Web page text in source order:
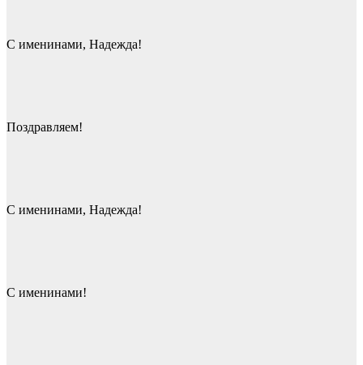
С именинами, Надежда!
Поздравляем!
С именинами, Надежда!
С именинами!